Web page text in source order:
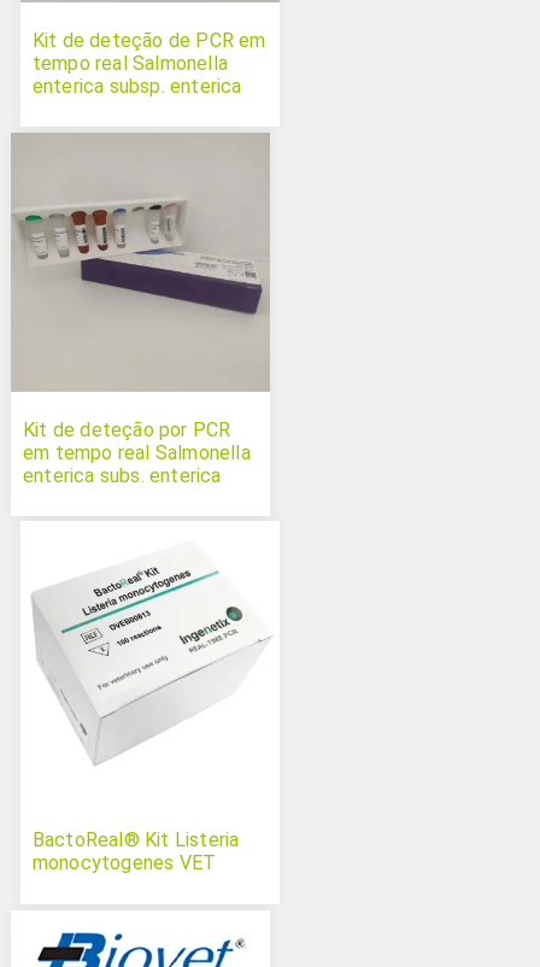
Kit de deteção de PCR em
tempo real Salmonella
enterica subsp. enterica
Kit de deteção por PCR
em tempo real Salmonella
enterica subs. enterica
Primun Salmonella T
BactoReal® Kit Listeria
monocytogenes VET